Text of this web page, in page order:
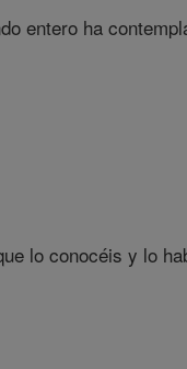
entero ha
lo conocéis y lo